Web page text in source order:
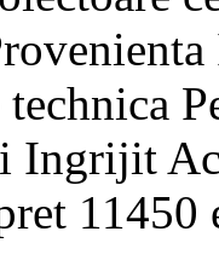
Ingrijit